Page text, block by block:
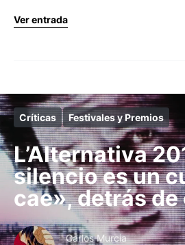
Ver entrada
Críticas Festivales y Premios
L’Alternativa
silencio es un
cae», detrás de
Carlos Murcia